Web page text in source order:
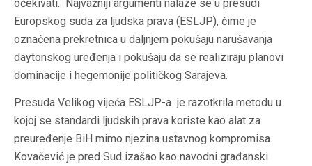
očekivati. Najvažniji argumenti nalaze se u presudi
Europskog suda za ljudska prava (ESLJP), čime je
označena prekretnica u daljnjem pokušaju narušavanja
daytonskog uređenja i pokušaju da se realiziraju planovi
dominacije i hegemonije političkog Sarajeva.
Presuda Velikog vijeća ESLJP-a je razotkrila metodu u
kojoj se standardi ljudskih prava koriste kao alat za
preuređenje BiH mimo njezina ustavnog kompromisa.
Kovačević je pred Sud izašao kao navodni građanski